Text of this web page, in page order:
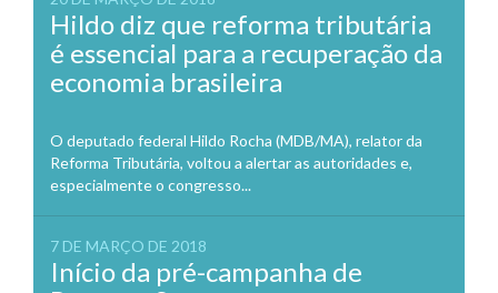
Hildo diz que reforma tributária
é essencial para a recuperação da
economia brasileira
O deputado federal Hildo Rocha (MDB/MA), relator da
Reforma Tributária, voltou a alertar as autoridades e,
especialmente o congresso...
7 DE MARÇO DE 2018
Início da pré-campanha de